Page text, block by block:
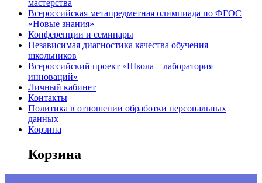
мастерства
Всероссийская метапредметная олимпиада по ФГОС
«Новые знания»
Конференции и семинары
Независимая диагностика качества обучения
школьников
Всероссийский проект «Школа – лаборатория
инноваций»
Личный кабинет
Контакты
Политика в отношении обработки персональных
данных
Корзина
Корзина